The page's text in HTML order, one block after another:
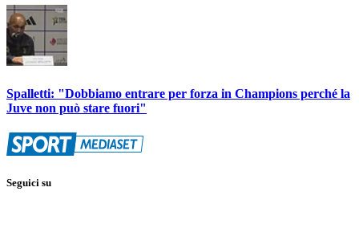
Spalletti: "Dobbiamo entrare per forza in Champions perché la
Juve non può stare fuori"
Seguici su